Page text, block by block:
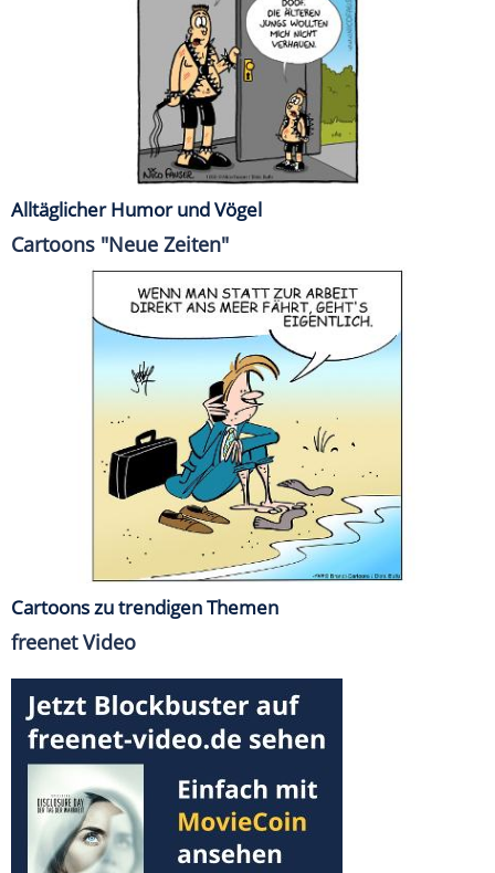
Alltäglicher Humor und Vögel
Cartoons "Neue Zeiten"
Cartoons zu trendigen Themen
freenet Video